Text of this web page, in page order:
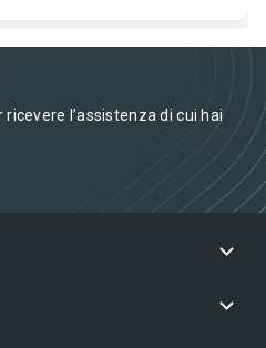
l’assistenza di cui hai